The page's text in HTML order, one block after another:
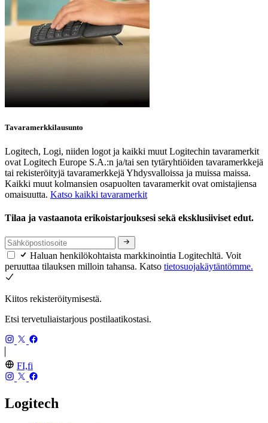
Tavaramerkkilausunto
Logitech, Logi, niiden logot ja kaikki muut Logitechin tavaramerkit
ovat Logitech Europe S.A.:n ja/tai sen tytäryhtiöiden tavaramerkkejä
tai rekisteröityjä tavaramerkkejä Yhdysvalloissa ja muissa maissa.
Kaikki muut kolmansien osapuolten tavaramerkit ovat omistajiensa
omaisuutta. Katso kaikki tavaramerkit
Tilaa ja vastaanota erikoistarjouksesi sekä eksklusiiviset edut.
Haluan henkilökohtaista markkinointia Logitechltä. Voit
peruuttaa tilauksen milloin tahansa. Katso tietosuojakäytäntömme.
Kiitos rekisteröitymisestä.
Etsi tervetuliaistarjous postilaatikostasi.
FI,fi
Logitech